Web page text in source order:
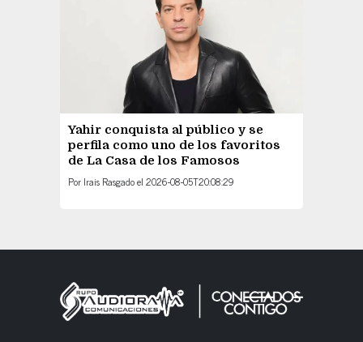
Yahir conquista al público y se
perfila como uno de los favoritos
de La Casa de los Famosos
Por Irais Rasgadoel 2026-08-05T20:08:29